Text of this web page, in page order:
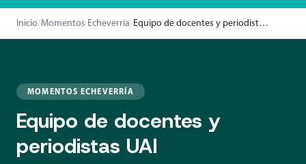
Inicio/Momentos Echeverría/ Equipo de docentes y periodistas UAI
MOMENTOS ECHEVERRÍA
Equipo de docentes y
periodistas UAI